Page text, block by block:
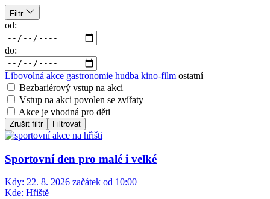
Filtr
od:
do:
Libovolná akce gastronomie hudba kino-film ostatní
Bezbariérový vstup na akci
Vstup na akci povolen se zvířaty
Akce je vhodná pro děti
Zrušit filtr Filtrovat
Sportovní den pro malé i velké
Kdy: 22. 8. 2026 začátek od 10:00
Kde: Hřiště